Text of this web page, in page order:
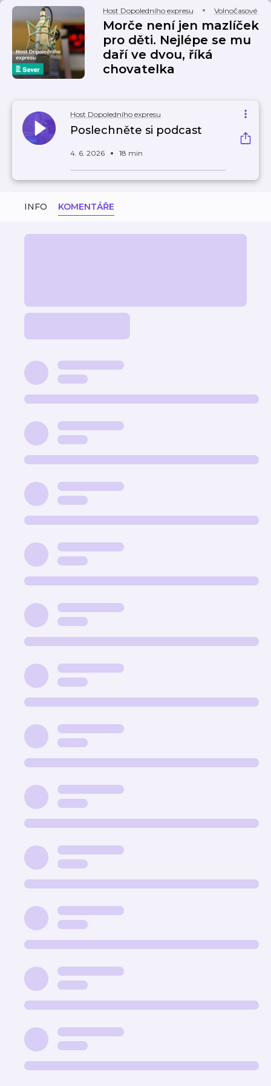
Host Dopoledního expresu Volnočasové
Morče není jen mazlíček
pro děti. Nejlépe se mu
daří ve dvou, říká
chovatelka
Host Dopoledního expresu
Poslechněte si podcast
4. 6. 2026 18 min
INFO KOMENTÁŘE